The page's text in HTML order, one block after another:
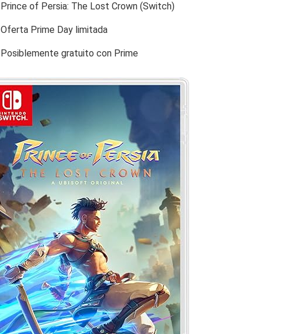
Prince of Persia: The Lost Crown (Switch)
Oferta Prime Day limitada
Posiblemente gratuito con Prime